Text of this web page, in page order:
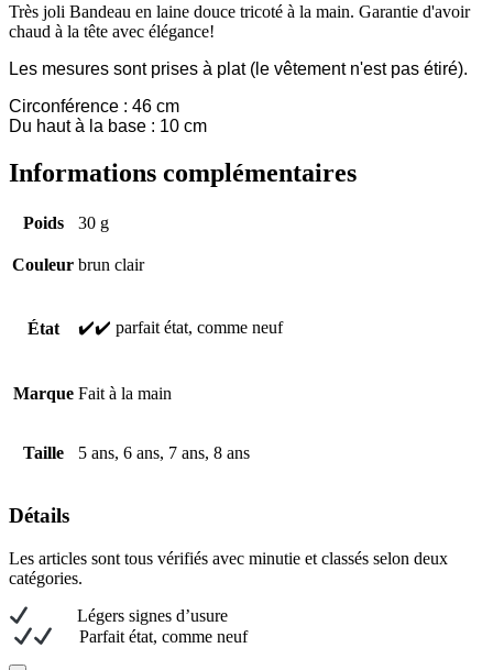
Très joli Bandeau en laine douce tricoté à la main. Garantie d'avoir
chaud à la tête avec élégance!
Les mesures sont prises à plat (le vêtement n'est pas étiré).
Circonférence : 46 cm
Du haut à la base : 10 cm
Informations complémentaires
Poids 30 g
Couleur brun clair
État ✔️✔️ parfait état, comme neuf
Marque Fait à la main
Taille 5 ans, 6 ans, 7 ans, 8 ans
Détails
Les articles sont tous vérifiés avec minutie et classés selon deux
catégories.
Légers signes d’usure
Parfait état, comme neuf